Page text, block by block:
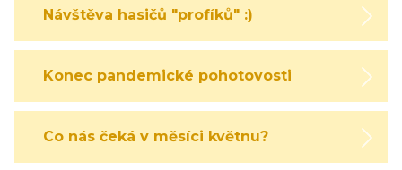
Návštěva hasičů "profíků" :)
Konec pandemické pohotovosti
Co nás čeká v měsíci květnu?